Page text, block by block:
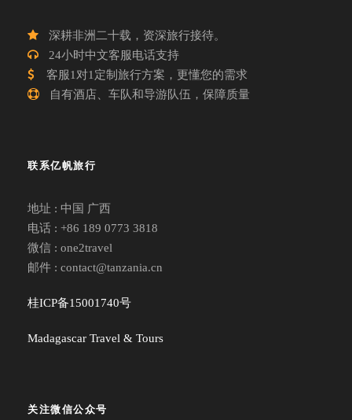
深耕非洲二十载，资深旅行接待。
24小时中文客服电话支持
客服1对1定制旅行方案，更懂您的需求
自有酒店、车队和导游队伍，保障质量
联系亿帆旅行
地址 : 中国 广西
电话 : +86 189 0773 3818
微信 : one2travel
邮件 : contact@tanzania.cn
桂ICP备15001740号
Madagascar Travel & Tours
关注微信公众号